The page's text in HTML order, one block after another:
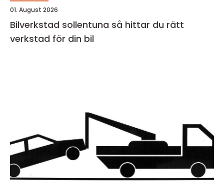
01. August 2026
Bilverkstad sollentuna så hittar du rätt
verkstad för din bil